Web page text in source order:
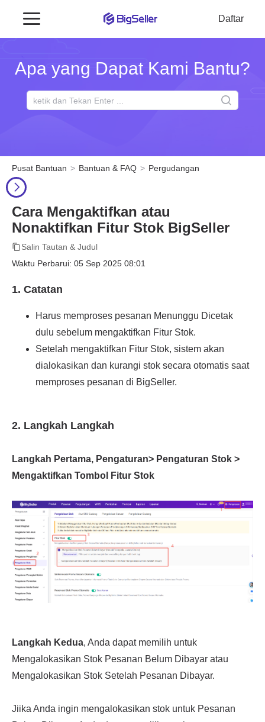
Daftar
Apa yang Dapat Kami Bantu?
Pusat Bantuan Bantuan & FAQ Pergudangan
Cara Mengaktifkan atau
Nonaktifkan Fitur Stok BigSeller
Salin Tautan & Judul
Waktu Perbarui: 05 Sep 2025 08:01